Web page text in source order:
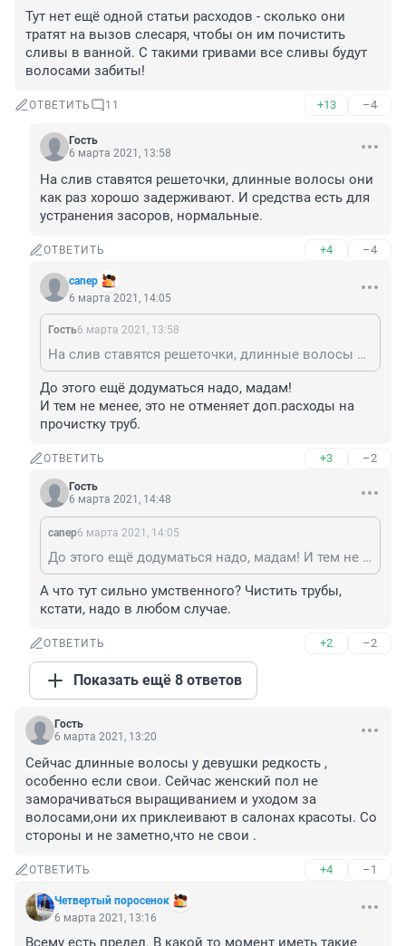
Тут нет ещё одной статьи расходов - сколько они
тратят на вызов слесаря, чтобы он им почистить
сливы в ванной. С такими гривами все сливы будут
волосами забиты!
ОТВЕТИТЬ 11 +13 –4
Гость
6 марта 2021, 13:58
На слив ставятся решеточки, длинные волосы они
как раз хорошо задерживают. И средства есть для
устранения засоров, нормальные.
ОТВЕТИТЬ +4 –4
canep
6 марта 2021, 14:05
Гость6 марта 2021, 13:58
На слив ставятся решеточки, длинные волосы они как раз хорошо задерживают. И средства есть для устранения засоров, нормальные.
До этого ещё додуматься надо, мадам!
И тем не менее, это не отменяет доп.расходы на
прочистку труб.
ОТВЕТИТЬ +3 –2
Гость
6 марта 2021, 14:48
canep6 марта 2021, 14:05
До этого ещё додуматься надо, мадам! И тем не менее, это не отменяет доп.расходы на прочистку труб.
А что тут сильно умственного? Чистить трубы,
кстати, надо в любом случае.
ОТВЕТИТЬ +2 –2
Показать ещё 8 ответов
Гость
6 марта 2021, 13:20
Сейчас длинные волосы у девушки редкость ,
особенно если свои. Сейчас женский пол не
заморачиваться выращиванием и уходом за
волосами,они их приклеивают в салонах красоты. Со
стороны и не заметно,что не свои .
ОТВЕТИТЬ +4 –1
Четвертый поросенок
6 марта 2021, 13:16
Всему есть предел. В какой то момент иметь такие